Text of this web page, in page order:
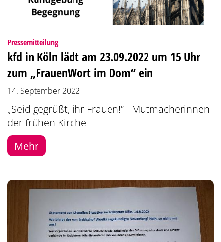
Pressemitteilung:
kfd in Köln lädt am 23.09.2022 um 15 Uhr
zum „FrauenWort im Dom“ ein
14. September 2022
„Seid gegrüßt, ihr Frauen!“ - Mutmacherinnen
der frühen Kirche
Mehr